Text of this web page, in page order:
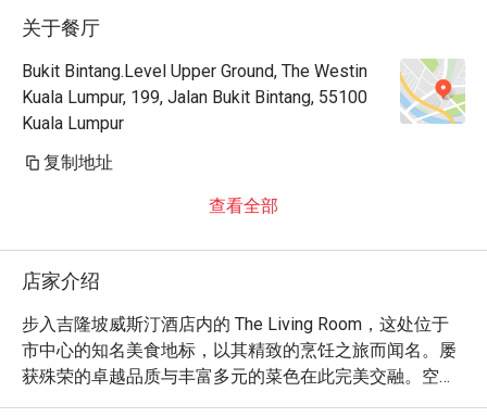
关于餐厅
Bukit Bintang.Level Upper Ground, The Westin
Kuala Lumpur, 199, Jalan Bukit Bintang, 55100
Kuala Lumpur
复制地址
查看全部
店家介绍
步入吉隆坡威斯汀酒店内的 The Living Room，这处位于
市中心的知名美食地标，以其精致的烹饪之旅而闻名。屡
获殊荣的卓越品质与丰富多元的菜色在此完美交融。空气
中弥漫着开放式厨房传来的阵阵香气与滋滋声响，所呈现